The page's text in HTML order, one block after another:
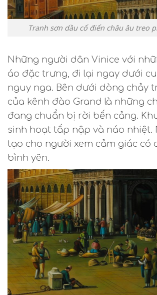
Tranh sơn dầu cổ điển châu âu treo
Những người dân Vinice với
áo đặc trưng, đi lại ngay dưới
nguy nga. Bên dưới dòng chảy
của kênh đào Grand là những
đang chuẩn bị rời bến cảng.
sinh hoạt tấp nập và náo nhiệt.
tạo cho người xem cảm giác có
bình yên.